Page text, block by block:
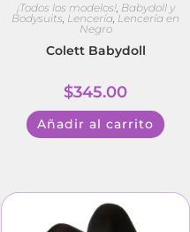
¡Todos los modelos!, Babydoll y
Bodysuits, Lencería, Lencería en
Negro
Colett Babydoll
$345.00
Añadir al carrito